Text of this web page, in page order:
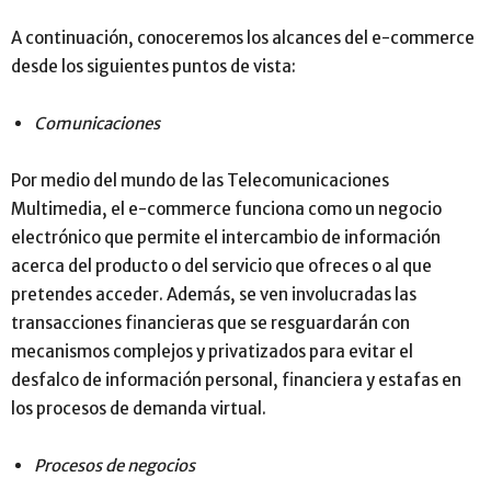
A continuación, conoceremos los alcances del e-commerce
desde los siguientes puntos de vista:
Comunicaciones
Por medio del mundo de las Telecomunicaciones
Multimedia, el e-commerce funciona como un negocio
electrónico que permite el intercambio de información
acerca del producto o del servicio que ofreces o al que
pretendes acceder. Además, se ven involucradas las
transacciones financieras que se resguardarán con
mecanismos complejos y privatizados para evitar el
desfalco de información personal, financiera y estafas en
los procesos de demanda virtual.
Procesos de negocios